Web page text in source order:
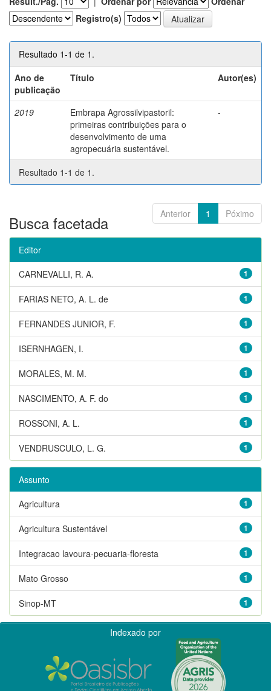
Registro(s)
Resultado 1-1 de 1.
Ano de
publicação
Título Autor(es)
2019
Embrapa Agrossilvipastoril:
primeiras contribuições para o
desenvolvimento de uma
agropecuária sustentável.
-
Resultado 1-1 de 1.
Anterior 1 Póximo
Busca facetada
Editor
1
CARNEVALLI, R. A.
1
FARIAS NETO, A. L. de
1
FERNANDES JUNIOR, F.
1
ISERNHAGEN, I.
1
MORALES, M. M.
1
NASCIMENTO, A. F. do
1
ROSSONI, A. L.
1
VENDRUSCULO, L. G.
Assunto
1
Agricultura
1
Agricultura Sustentável
1
Integracao lavoura-pecuaria-floresta
1
Mato Grosso
1
Sinop-MT
Indexado por